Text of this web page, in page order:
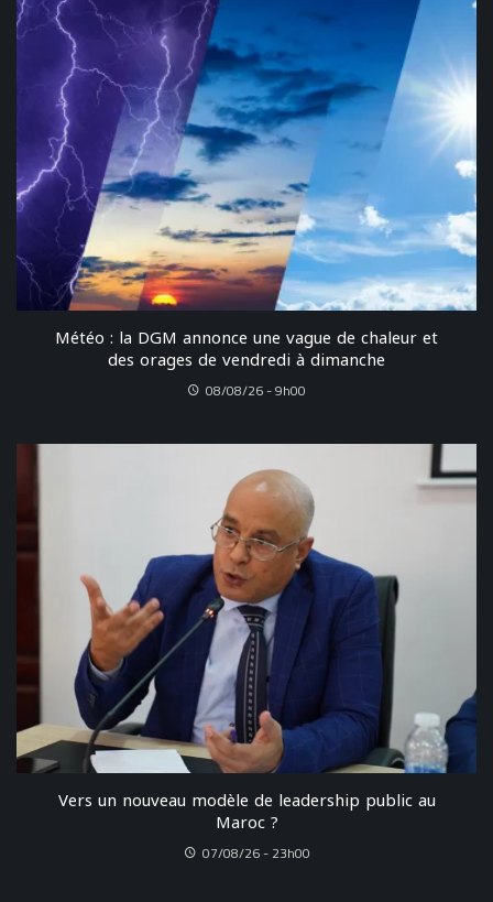
Météo : la DGM annonce une vague de chaleur et
des orages de vendredi à dimanche
08/08/26 - 9h00
Vers un nouveau modèle de leadership public au
Maroc ?
07/08/26 - 23h00